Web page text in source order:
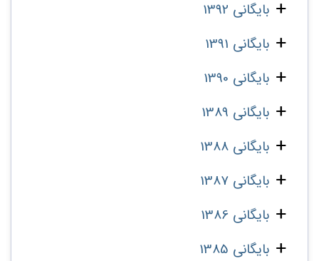
بایگانی 1392
بایگانی 1391
بایگانی 1390
بایگانی 1389
بایگانی 1388
بایگانی 1387
بایگانی 1386
بایگانی 1385